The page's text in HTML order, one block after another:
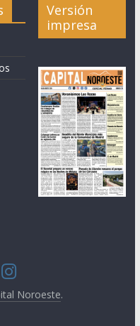
Versión
impresa
Noroeste.